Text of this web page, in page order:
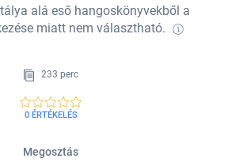
alá eső hangoskönyvekből a
miatt nem választható.
233 perc
0 ÉRTÉKELÉS
Megosztás